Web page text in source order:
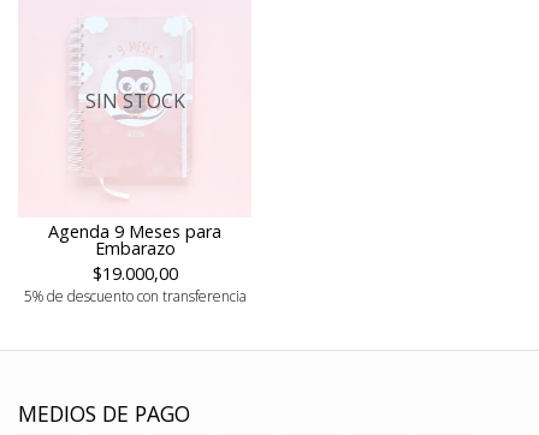
SIN STOCK
Agenda 9 Meses para
Embarazo
$19.000,00
5% de descuento con transferencia
MEDIOS DE PAGO